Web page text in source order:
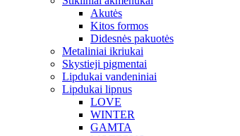
Akutės
Kitos formos
Didesnės pakuotės
Metaliniai ikriukai
Skystieji pigmentai
Lipdukai vandeniniai
Lipdukai lipnus
LOVE
WINTER
GAMTA